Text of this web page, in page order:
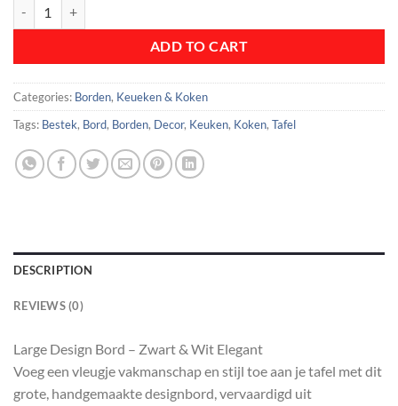
ADD TO CART
Categories: Borden, Keueken & Koken
Tags: Bestek, Bord, Borden, Decor, Keuken, Koken, Tafel
DESCRIPTION
REVIEWS (0)
Large Design Bord – Zwart & Wit Elegant
Voeg een vleugje vakmanschap en stijl toe aan je tafel met dit
grote, handgemaakte designbord, vervaardigd uit